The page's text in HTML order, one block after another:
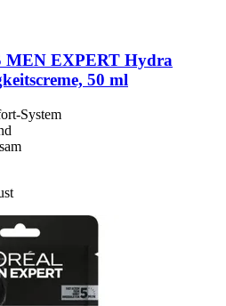
MEN EXPERT Hydra
50 ml
System